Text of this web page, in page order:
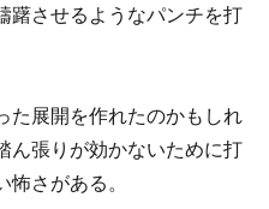
躇させるようなパンチを打
た展開を作れたのかもしれ
ん張りが効かないために打
さがある。